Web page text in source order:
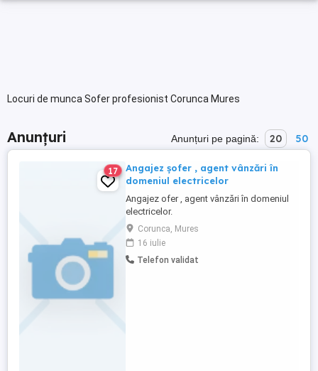
Locuri de munca Sofer profesionist Corunca Mures
Anunțuri Anunțuri pe pagină: 20 50
17
Angajez șofer , agent vânzări în
domeniul electricelor
Angajez ofer , agent vânzări în domeniul
electricelor.
Corunca, Mures
16 iulie
Telefon validat